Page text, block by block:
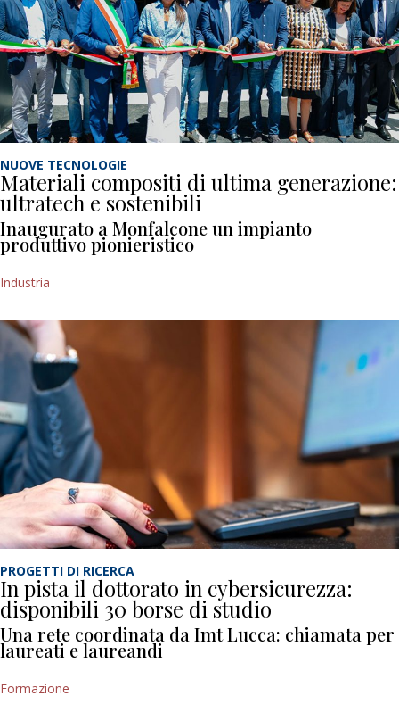
NUOVE TECNOLOGIE
Materiali compositi di ultima generazione:
ultratech e sostenibili
Inaugurato a Monfalcone un impianto
produttivo pionieristico
Industria
PROGETTI DI RICERCA
In pista il dottorato in cybersicurezza:
disponibili 30 borse di studio
Una rete coordinata da Imt Lucca: chiamata per
laureati e laureandi
Formazione